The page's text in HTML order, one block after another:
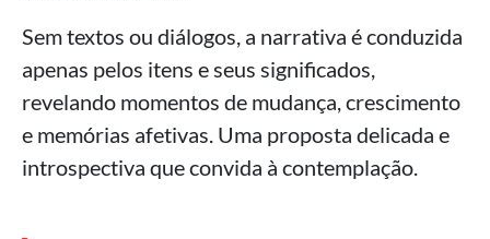
Sem textos ou diálogos, a narrativa é conduzida
apenas pelos itens e seus significados,
revelando momentos de mudança, crescimento
e memórias afetivas. Uma proposta delicada e
introspectiva que convida à contemplação.